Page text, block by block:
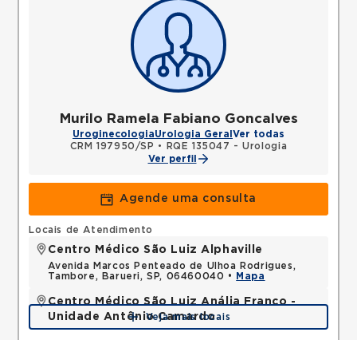
Murilo Ramela Fabiano Goncalves
UroginecologiaUrologia Geral Ver todas
CRM 197950/SP •
RQE 135047 - Urologia
Ver perfil
Agende uma consulta
Locais de Atendimento
Centro Médico São Luiz Alphaville
Avenida Marcos Penteado de Ulhoa Rodrigues,
Tambore, Barueri, SP, 06460040 •
Mapa
Centro Médico São Luiz Anália Franco -
Unidade Antônio Camardo
Rua Antonio Camardo, Tatuape, Sao Paulo, SP,
Veja mais locais